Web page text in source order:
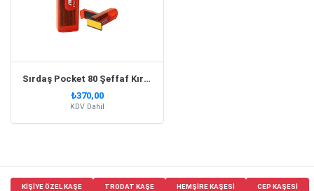
Sırdaş Pocket 80 Şeffaf Kırmızı Simli Gövde Cep Kaşesi
₺370,00
KDV Dahil
KIŞIYE ÖZEL KAŞE TRODAT KAŞE HEMŞIRE KAŞESI CEP KAŞESI